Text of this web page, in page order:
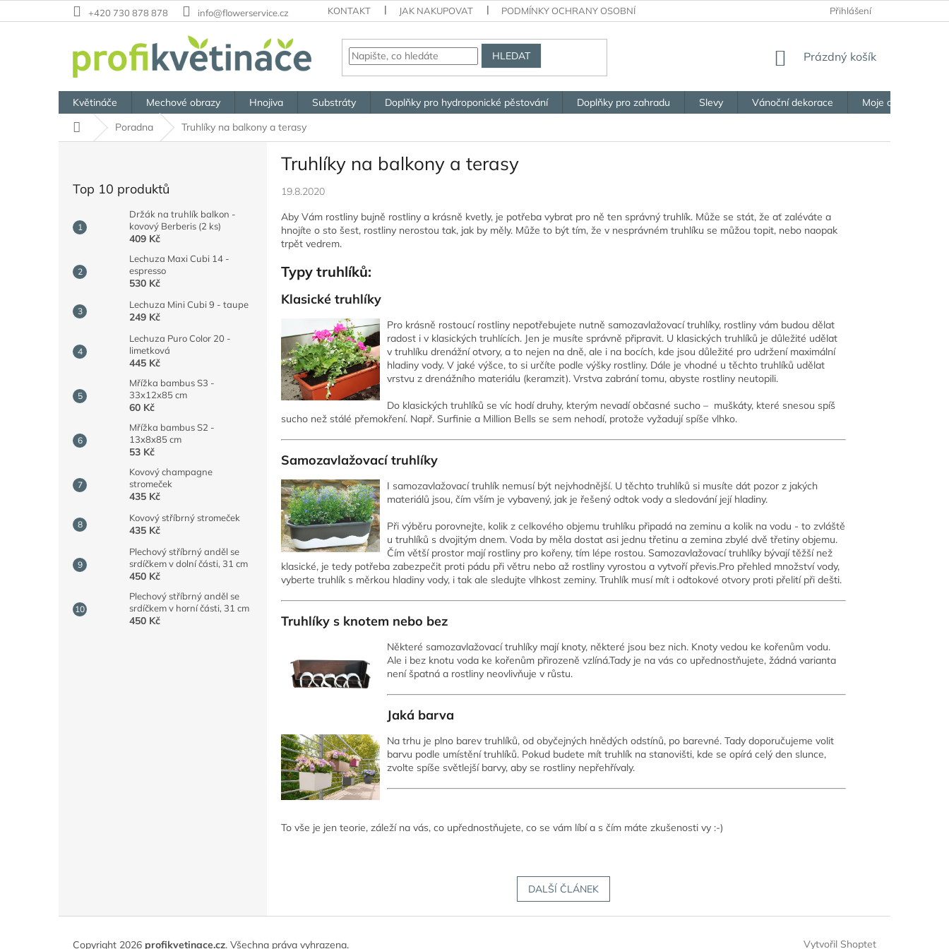
na
+420 730 878 878 info@flowerservice.cz KONTAKT JAK NAKUPOVAT PODMÍNKY OCHRANY OSOBNÍCH ÚDAJŮ PORADNA
Přihlášení
HLEDAT
NÁKUPNÍ
Prázdný košík
Květináče Mechové obrazy Hnojiva Substráty Doplňky pro hydroponické pěstování Doplňky pro zahradu Slevy Vánoční dekorace
Moje objednávka
Domů
Poradna Truhlíky na balkony a terasy
Top 10 produktů
Držák na truhlík balkon -
kovový Berberis (2 ks)
409 Kč
Lechuza Maxi Cubi 14 -
espresso
530 Kč
Lechuza Mini Cubi 9 - taupe
249 Kč
Lechuza Puro Color 20 -
limetková
445 Kč
Mřížka bambus S3 -
33x12x85 cm
60 Kč
Mřížka bambus S2 -
13x8x85 cm
53 Kč
Kovový champagne
stromeček
435 Kč
Kovový stříbrný stromeček
435 Kč
Plechový stříbrný anděl se
srdíčkem v dolní části, 31 cm
450 Kč
Plechový stříbrný anděl se
srdíčkem v horní části, 31 cm
450 Kč
Truhlíky na balkony a terasy
19.8.2020
Aby Vám rostliny bujně rostliny a krásně kvetly, je potřeba vybrat pro ně ten správný truhlík. Může se stát, že ať zaléváte a
hnojíte o sto šest, rostliny nerostou tak, jak by měly. Může to být tím, že v nesprávném truhlíku se můžou topit, nebo naopak
trpět vedrem.
Typy truhlíků:
Klasické truhlíky
Pro krásně rostoucí rostliny nepotřebujete nutně samozavlažovací truhlíky, rostliny vám budou dělat
radost i v klasických truhlících. Jen je musíte správně připravit. U klasických truhlíků je důležité udělat
v truhlíku drenážní otvory, a to nejen na dně, ale i na bocích, kde jsou důležité pro udržení maximální
hladiny vody. V jaké výšce, to si určíte podle výšky rostliny. Dále je vhodné u těchto truhlíků udělat
vrstvu z drenážního materiálu (keramzit). Vrstva zabrání tomu, abyste rostliny neutopili.
Do klasických truhlíků se víc hodí druhy, kterým nevadí občasné sucho – muškáty, které snesou spíš
sucho než stálé přemokření. Např. Surfinie a Million Bells se sem nehodí, protože vyžadují spíše vlhko.
Samozavlažovací truhlíky
I samozavlažovací truhlík nemusí být nejvhodnější. U těchto truhlíků si musíte dát pozor z jakých
materiálů jsou, čím vším je vybavený, jak je řešený odtok vody a sledování její hladiny.
Při výběru porovnejte, kolik z celkového objemu truhlíku připadá na zeminu a kolik na vodu - to zvláště
u truhlíků s dvojitým dnem. Voda by měla dostat asi jednu třetinu a zemina zbylé dvě třetiny objemu.
Čím větší prostor mají rostliny pro kořeny, tím lépe rostou. Samozavlažovací truhlíky bývají těžší než
klasické, je tedy potřeba zabezpečit proti pádu při větru nebo až rostliny vyrostou a vytvoří převis.Pro přehled množství vody,
vyberte truhlík s měrkou hladiny vody, i tak ale sledujte vlhkost zeminy. Truhlík musí mít i odtokové otvory proti přelití při dešti.
Truhlíky s knotem nebo bez
Některé samozavlažovací truhlíky mají knoty, některé jsou bez nich. Knoty vedou ke kořenům vodu.
Ale i bez knotu voda ke kořenům přirozeně vzlíná.Tady je na vás co upřednostňujete, žádná varianta
není špatná a rostliny neovlivňuje v růstu.
Jaká barva
Na trhu je plno barev truhlíků, od obyčejných hnědých odstínů, po barevné. Tady doporučujeme volit
barvu podle umístění truhlíků. Pokud budete mít truhlík na stanovišti, kde se opírá celý den slunce,
zvolte spíše světlejší barvy, aby se rostliny nepřehřívaly.
To vše je jen teorie, záleží na vás, co upřednostňujete, co se vám líbí a s čím máte zkušenosti vy :-)
DALŠÍ ČLÁNEK
Vytvořil Shoptet
Copyright 2026 profikvetinace.cz. Všechna práva vyhrazena.